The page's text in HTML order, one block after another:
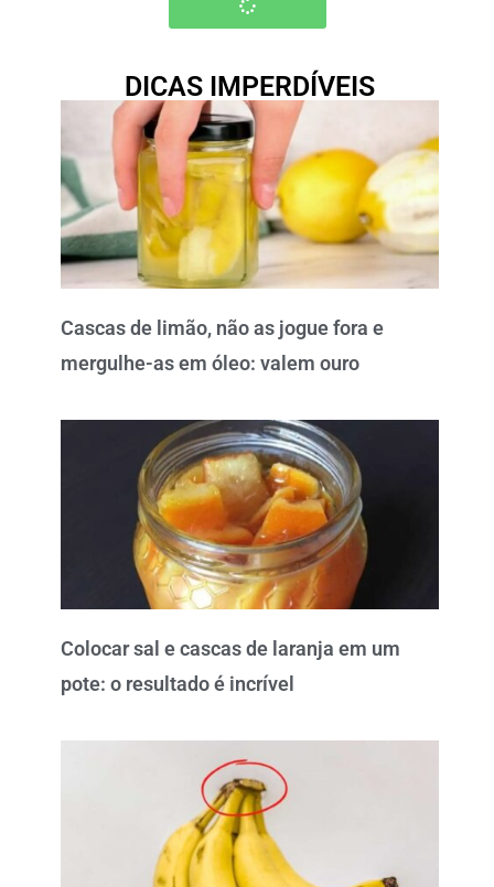
DICAS IMPERDÍVEIS
Cascas de limão, não as jogue fora e
mergulhe-as em óleo: valem ouro
Colocar sal e cascas de laranja em um
pote: o resultado é incrível